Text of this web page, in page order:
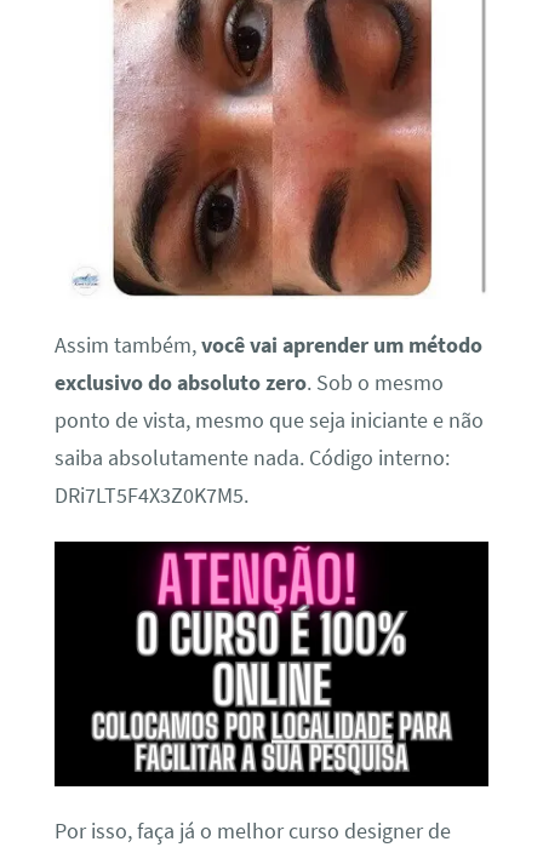
Assim também,você vai aprender um método
exclusivo do absoluto zero. Sob o mesmo
ponto de vista, mesmo que seja iniciante e não
saiba absolutamente nada. Código interno:
DRi7LT5F4X3Z0K7M5.
Por isso, faça já o melhor curso designer de